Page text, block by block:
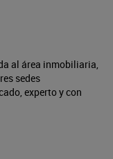
al área inmobiliaria,
sedes
experto y con